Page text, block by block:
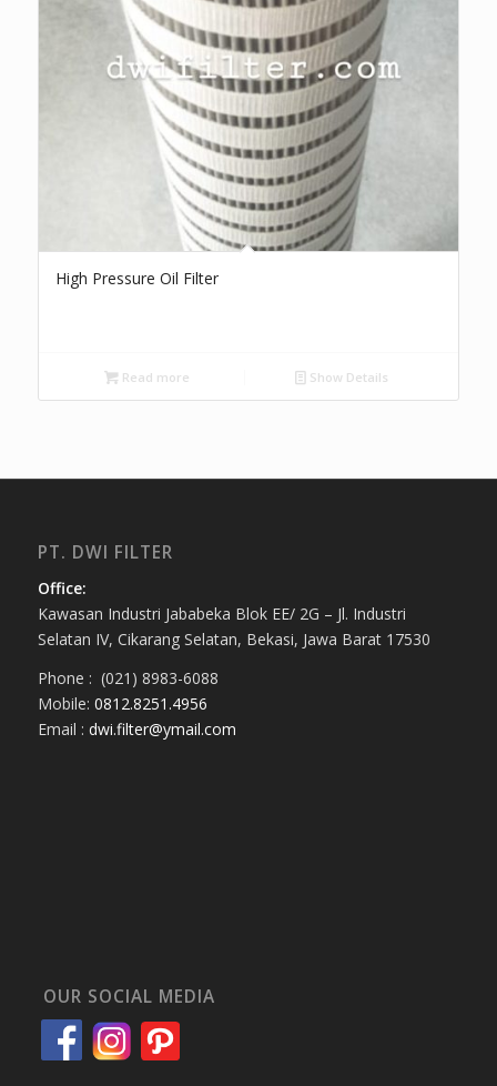
High Pressure Oil Filter
Read more Show Details
PT. DWI FILTER
Office:
Kawasan Industri Jababeka Blok EE/ 2G – Jl. Industri
Selatan IV, Cikarang Selatan, Bekasi, Jawa Barat 17530
Phone : (021) 8983-6088
Mobile: 0812.8251.4956
Email : dwi.filter@ymail.com
OUR SOCIAL MEDIA